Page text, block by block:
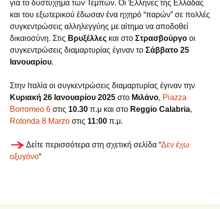
για το δυστύχημα των Τεμπών. Οι Έλληνες της Ελλάδας
και του εξωτερικού έδωσαν ένα ηχηρό “παρών” σε πολλές
συγκεντρώσεις αλληλεγγύης με αίτημα να αποδοθεί
δικαιοσύνη. Στις Βρυξέλλες και στο Στρασβούργο οι
συγκεντρώσεις διαμαρτυρίας έγιναν το Σάββατο 25
Ιανουαρίου.
Στην Ιταλία οι συγκεντρώσεις διαμαρτυρίας έγιναν την
Κυριακή 26 Ιανουαρίου 2025 στο Μιλάνο, Piazza
Borromeo 6 στις 10.30 π.μ και στο Reggio Calabria,
Rotonda 8 Marzo στις 11:00 π.μ.
Δείτε περισσότερα στη σχετική σελίδα “Δεν έχω
οξυγόνο“